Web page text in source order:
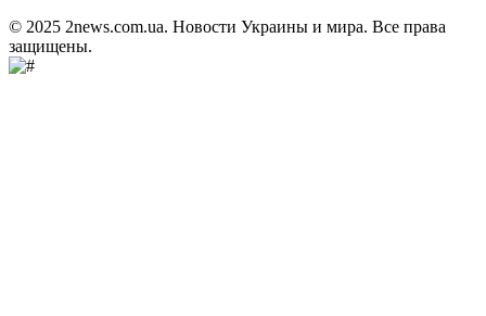
© 2025 2news.com.ua. Новости Украины и мира. Все права
защищены.